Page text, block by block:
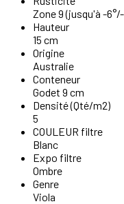
Zone 9 (jusqu'à -6°/-
Hauteur
15 cm
Origine
Australie
Conteneur
Godet 9 cm
Densité (Qté/m2)
5
COULEUR filtre
Blanc
Expo filtre
Ombre
Genre
Viola